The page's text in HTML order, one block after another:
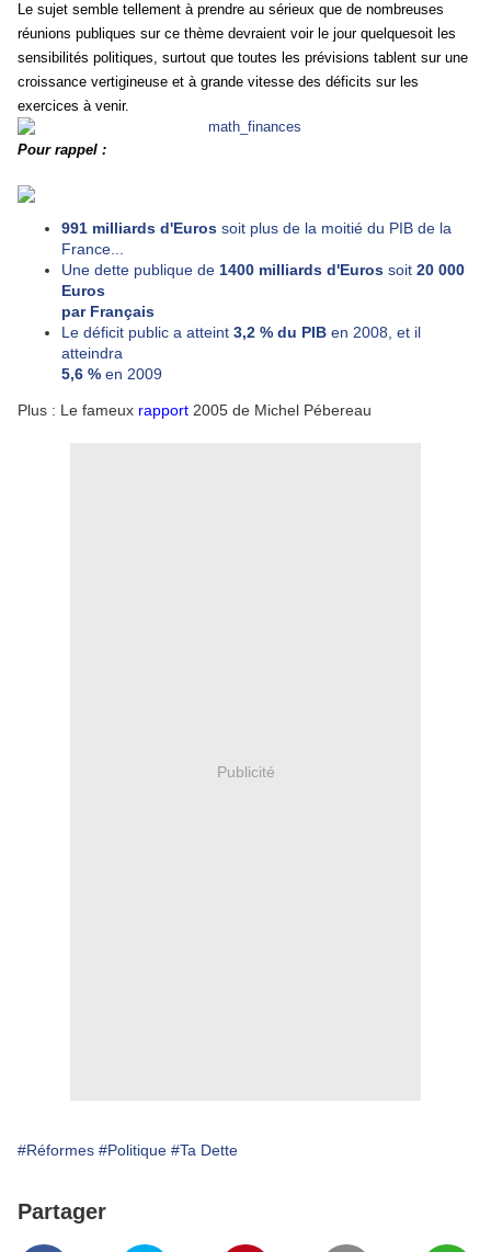
Le sujet semble tellement à prendre au sérieux que de nombreuses
réunions publiques sur ce thème devraient voir le jour quelquesoit les
sensibilités politiques, surtout que toutes les prévisions tablent sur une
croissance vertigineuse et à grande vitesse des déficits sur les
exercices à venir.
Pour rappel :
991 milliards d'Euros soit plus de la moitié du PIB de la
France...
Une dette publique de 1400 milliards d'Euros soit 20 000
Euros
par Français
Le déficit public a atteint 3,2 % du PIB en 2008, et il
atteindra
5,6 % en 2009
Plus : Le fameux rapport 2005 de Michel Pébereau
Publicité
#Réformes #Politique #Ta Dette
Partager